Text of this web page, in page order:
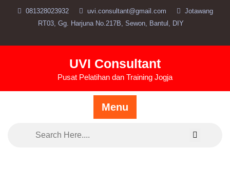
081328023932 uvi.consultant@gmail.com
Jotawang
RT03, Gg. Harjuna No.217B, Sewon, Bantul, DIY
UVI Consultant
Pusat Pelatihan dan Training Jogja
Menu